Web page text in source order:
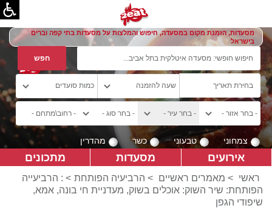
מסעדות, הזמנת מקום במסעדה, חיפוש והמלצות על מסעדות בתי קפה וברים
בישראל
צמחוני טבעוני כשר מהדרין
אירועים מסעדות מתכונים
ראשי > מאמרים ראשיים > הרביעיה הפותחת > : הרביעייה
הפותחת: שיר השוק: אוכלים בשוק, מעדניית חי בונה, אמא,
שיפודי הגפן